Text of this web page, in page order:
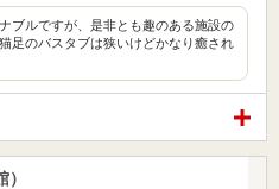
ブルですが、是非とも趣のある施設の
足のバスタブは狭いけどかなり癒され